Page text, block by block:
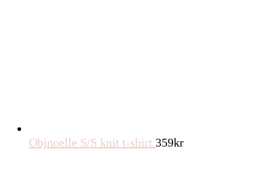
Objnoelle S/S knit t-shirt 359kr